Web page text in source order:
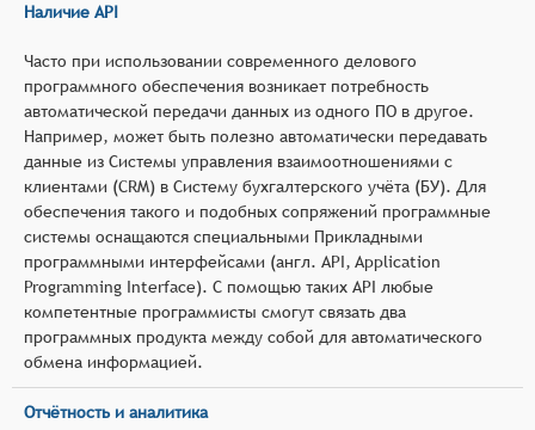
Наличие API
Часто при использовании современного делового
программного обеспечения возникает потребность
автоматической передачи данных из одного ПО в другое.
Например, может быть полезно автоматически передавать
данные из Системы управления взаимоотношениями с
клиентами (CRM) в Систему бухгалтерского учёта (БУ). Для
обеспечения такого и подобных сопряжений программные
системы оснащаются специальными Прикладными
программными интерфейсами (англ. API, Application
Programming Interface). С помощью таких API любые
компетентные программисты смогут связать два
программных продукта между собой для автоматического
обмена информацией.
Отчётность и аналитика